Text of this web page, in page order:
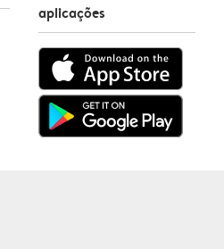
aplicações